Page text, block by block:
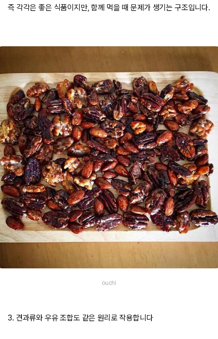
즉 각각은 좋은 식품이지만, 함께 먹을 때 문제가 생기는 구조입니다.
ouchi
3. 견과류와 우유 조합도 같은 원리로 작용합니다